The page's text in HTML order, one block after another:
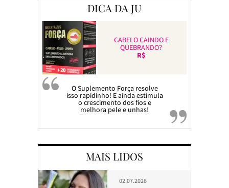
DICA DA JU
CABELO CAINDO E
QUEBRANDO?
R$
O Suplemento Força resolve
isso rapidinho! E ainda estimula
o crescimento dos fios e
melhora pele e unhas!
MAIS LIDOS
02.07.2026